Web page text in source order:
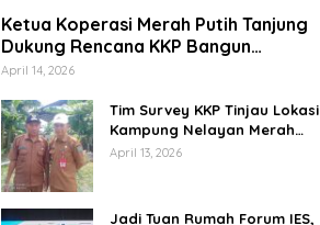
Ketua Koperasi Merah Putih Tanjung
Dukung Rencana KKP Bangun
Kampung Nelayan di Eks TPI
April 14, 2026
Tim Survey KKP Tinjau Lokasi
Kampung Nelayan Merah
Putih di Kelurahan Kolo
April 13, 2026
Jadi Tuan Rumah Forum IES,